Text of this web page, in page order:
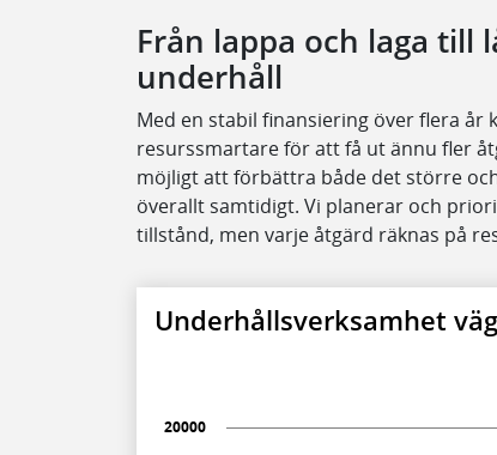
Från lappa och laga till
underhåll
Med en stabil finansiering över flera år
resurssmartare för att få ut ännu fler
möjligt att förbättra både det större
överallt samtidigt. Vi planerar och
tillstånd, men varje åtgärd räknas på
Underhållsverksamhet
20000